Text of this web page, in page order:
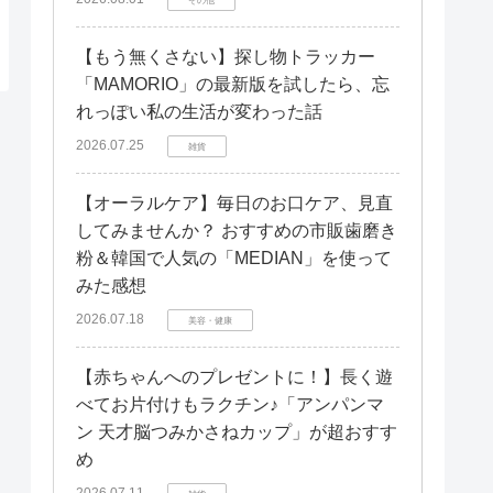
【もう無くさない】探し物トラッカー
「MAMORIO」の最新版を試したら、忘
れっぽい私の生活が変わった話
2026.07.25 雑貨
【オーラルケア】毎日のお口ケア、見直
してみませんか？ おすすめの市販歯磨き
粉＆韓国で人気の「MEDIAN」を使って
みた感想
2026.07.18 美容・健康
【赤ちゃんへのプレゼントに！】長く遊
べてお片付けもラクチン♪「アンパンマ
ン 天才脳つみかさねカップ」が超おすす
め